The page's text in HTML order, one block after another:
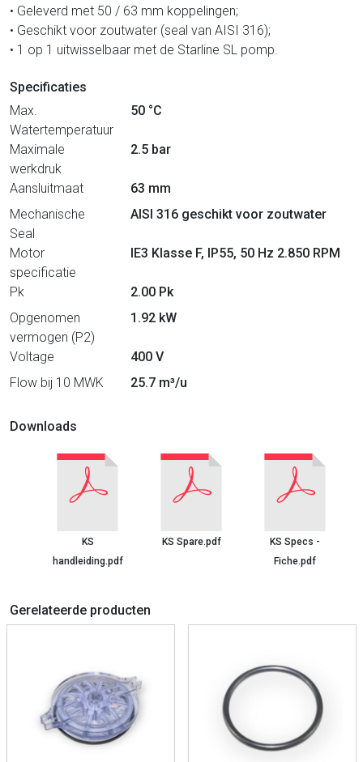
• Geleverd met 50 / 63 mm koppelingen;
• Geschikt voor zoutwater (seal van AISI 316);
• 1 op 1 uitwisselbaar met de Starline SL pomp.
Specificaties
Max.
Watertemperatuur
50 °C
Maximale
werkdruk
2.5 bar
Aansluitmaat
63 mm
Mechanische
Seal
AISI 316 geschikt voor zoutwater
Motor
specificatie
IE3 Klasse F, IP55, 50 Hz 2.850 RPM
Pk
2.00 Pk
Opgenomen
vermogen (P2)
1.92 kW
Voltage
400 V
Flow bij 10 MWK
25.7 m³/u
Downloads
KS
handleiding.pdf
KS Spare.pdf
KS Specs -
Fiche.pdf
Gerelateerde producten